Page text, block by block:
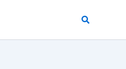
Buscar